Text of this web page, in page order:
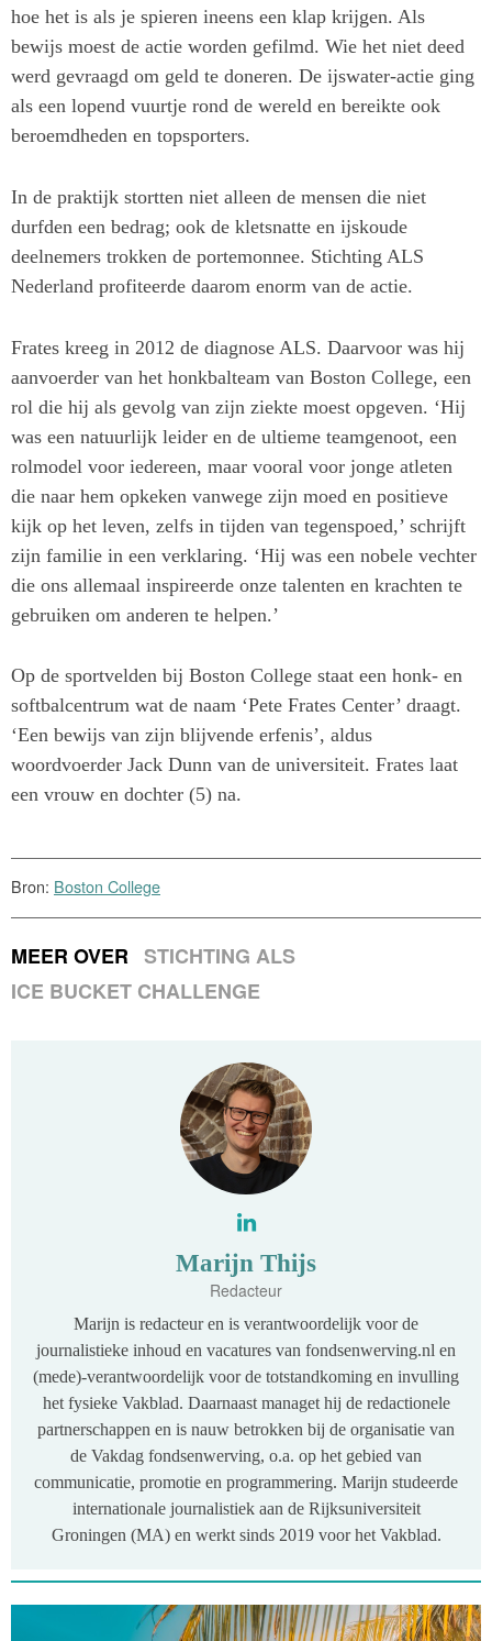
hoe het is als je spieren ineens een klap krijgen. Als
bewijs moest de actie worden gefilmd. Wie het niet deed
werd gevraagd om geld te doneren. De ijswater-actie ging
als een lopend vuurtje rond de wereld en bereikte ook
beroemdheden en topsporters.
In de praktijk stortten niet alleen de mensen die niet
durfden een bedrag; ook de kletsnatte en ijskoude
deelnemers trokken de portemonnee. Stichting ALS
Nederland profiteerde daarom enorm van de actie.
Frates kreeg in 2012 de diagnose ALS. Daarvoor was hij
aanvoerder van het honkbalteam van Boston College, een
rol die hij als gevolg van zijn ziekte moest opgeven. ‘Hij
was een natuurlijk leider en de ultieme teamgenoot, een
rolmodel voor iedereen, maar vooral voor jonge atleten
die naar hem opkeken vanwege zijn moed en positieve
kijk op het leven, zelfs in tijden van tegenspoed,’ schrijft
zijn familie in een verklaring. ‘Hij was een nobele vechter
die ons allemaal inspireerde onze talenten en krachten te
gebruiken om anderen te helpen.’
Op de sportvelden bij Boston College staat een honk- en
softbalcentrum wat de naam ‘Pete Frates Center’ draagt.
‘Een bewijs van zijn blijvende erfenis’, aldus
woordvoerder Jack Dunn van de universiteit. Frates laat
een vrouw en dochter (5) na.
Bron: Boston College
MEER OVER STICHTING ALS
ICE BUCKET CHALLENGE
Marijn Thijs
Redacteur
Marijn is redacteur en is verantwoordelijk voor de
journalistieke inhoud en vacatures van fondsenwerving.nl en
(mede)-verantwoordelijk voor de totstandkoming en invulling
het fysieke Vakblad. Daarnaast managet hij de redactionele
partnerschappen en is nauw betrokken bij de organisatie van
de Vakdag fondsenwerving, o.a. op het gebied van
communicatie, promotie en programmering. Marijn studeerde
internationale journalistiek aan de Rijksuniversiteit
Groningen (MA) en werkt sinds 2019 voor het Vakblad.